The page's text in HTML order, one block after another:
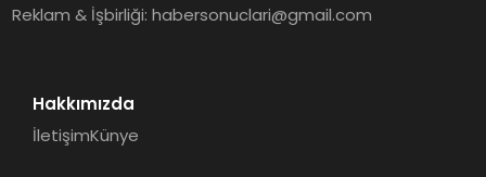
Reklam & İşbirliği:habersonuclari@gmail.com
Hakkımızda
İletişimKünye